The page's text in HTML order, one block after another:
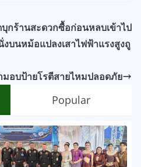
กร้านสะดวกซื้อก่อนหลบเข้าไป
บนหม้อแปลงเสาไฟฟ้าแรงสูงถู
มอบป้ายโรตีสายไหมปลอดภัย
Popular